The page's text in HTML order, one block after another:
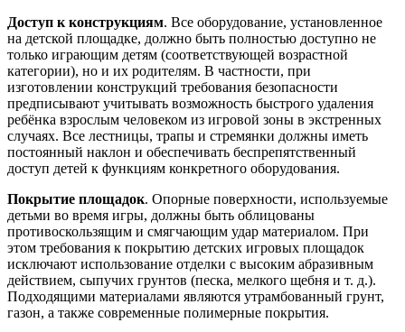
Доступ к конструкциям. Все оборудование, установленное
на детской площадке, должно быть полностью доступно не
только играющим детям (соответствующей возрастной
категории), но и их родителям. В частности, при
изготовлении конструкций требования безопасности
предписывают учитывать возможность быстрого удаления
ребёнка взрослым человеком из игровой зоны в экстренных
случаях. Все лестницы, трапы и стремянки должны иметь
постоянный наклон и обеспечивать беспрепятственный
доступ детей к функциям конкретного оборудования.
Покрытие площадок. Опорные поверхности, используемые
детьми во время игры, должны быть облицованы
противоскользящим и смягчающим удар материалом. При
этом требования к покрытию детских игровых площадок
исключают использование отделки с высоким абразивным
действием, сыпучих грунтов (песка, мелкого щебня и т. д.).
Подходящими материалами являются утрамбованный грунт,
газон, а также современные полимерные покрытия.